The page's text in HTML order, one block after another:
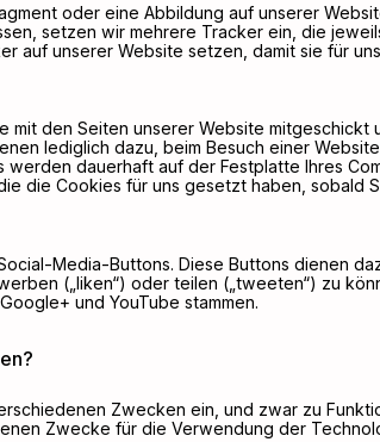
oder eine Abbildung auf unserer
setzen wir mehrere Tracker ein, die
auf unserer Website setzen, damit sie für
mit den Seiten unserer Website
lediglich dazu, beim Besuch einer
dauerhaft auf der Festplatte Ihres
die Cookies für uns gesetzt haben, sobald
Media-Buttons. Diese Buttons dienen
(„liken“) oder teilen („tweeten“) zu
und YouTube stammen.
Zwecken ein, und zwar zu
Zwecke für die Verwendung der